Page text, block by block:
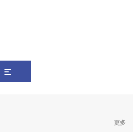
更多